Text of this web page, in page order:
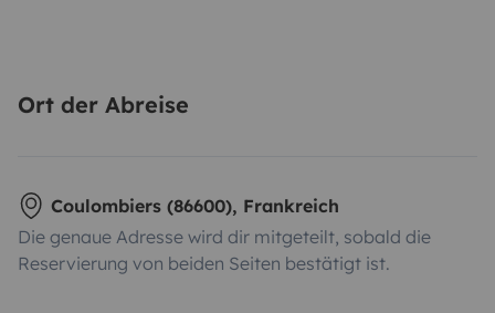
Ort der Abreise
Coulombiers (86600), Frankreich
Die genaue Adresse wird dir mitgeteilt, sobald die
Reservierung von beiden Seiten bestätigt ist.